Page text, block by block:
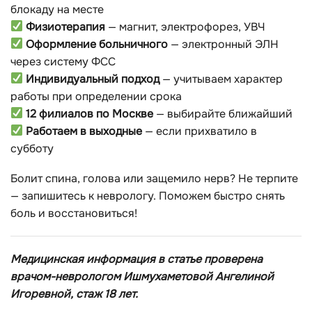
блокаду на месте
Физиотерапия — магнит, электрофорез, УВЧ
Оформление больничного — электронный ЭЛН
через систему ФСС
Индивидуальный подход— учитываем характер
работы при определении срока
12 филиалов по Москве — выбирайте ближайший
Работаем в выходные — если прихватило в
субботу
Болит спина, голова или защемило нерв? Не терпите
— запишитесь к неврологу. Поможем быстро снять
боль и восстановиться!
Медицинская информация в статье проверена
врачом-неврологом Ишмухаметовой Ангелиной
Игоревной, стаж 18 лет.